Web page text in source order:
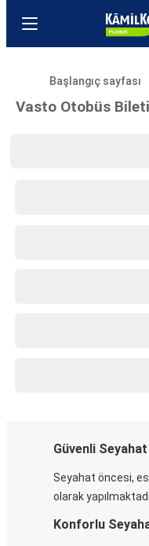
Başlangıç sayfası
Vasto Otobüs Bileti
Güvenli Seyahat
Seyahat öncesi,
olarak
Konforlu